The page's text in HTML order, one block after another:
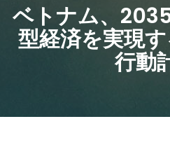
ベトナム、
型経済を実現
行動